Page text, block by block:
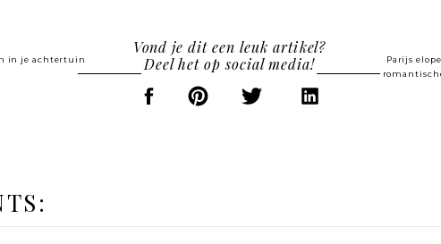
Oper platz en kwamen er direct achter dat er een
veel straten waren afgesloten voor autoverkeer. Bekende
voor de Steigenberger Frankfurter Hof waar normaal gesproken
de hele stoet daar al geweest was konden we hier in alle rust
stadsmensen en lijkt een urban loveshoot in de stad jullie ook tof?
Vond je dit een leuk artikel?
Deel het op social media!
Parijs
in je achtertuin